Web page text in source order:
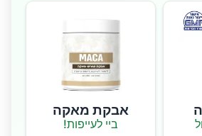
אבקת מאקה
ביי לעייפות!